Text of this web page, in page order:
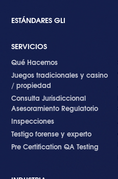
ESTÁNDARES GLI
SERVICIOS
Qué Hacemos
Juegos tradicionales y casino
/ propiedad
Consulta Jurisdiccional
Asesoramiento Regulatorio
Inspecciones
Testigo forense y experto
Pre Certification QA Testing